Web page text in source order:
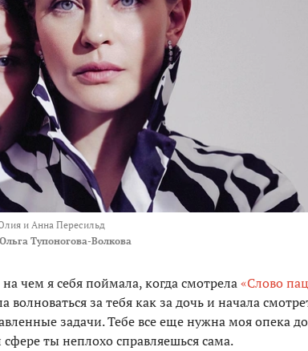
и Анна Пересильд
Тупоногова-Волкова
чем я себя поймала, когда смотрела«Слово
за тебя как за дочь и начала
задачи. Тебе все еще нужна моя опека
ты неплохо справляешься сама.